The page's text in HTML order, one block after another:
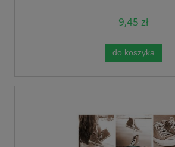
9,45 zł
do koszyka